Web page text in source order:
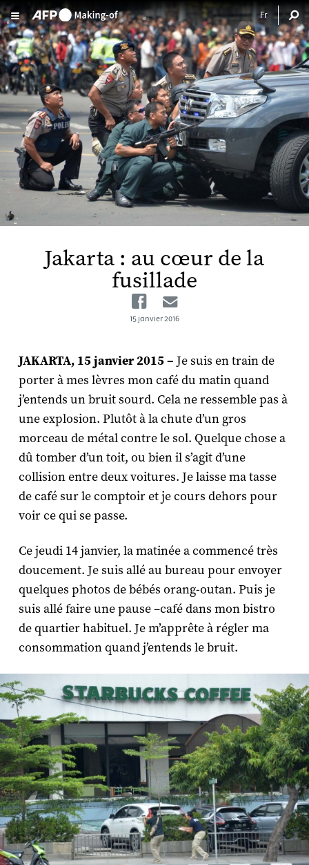
Aller au contenu principal
Jakarta : au cœur de la
fusillade
Facebook
15 janvier 2016
JAKARTA, 15 janvier 2015 – Je suis en train de
porter à mes lèvres mon café du matin quand
j’entends un bruit sourd. Cela ne ressemble pas à
une explosion. Plutôt à la chute d’un gros
morceau de métal contre le sol. Quelque chose a
dû tomber d’un toit, ou bien il s’agit d’une
collision entre deux voitures. Je laisse ma tasse
de café sur le comptoir et je cours dehors pour
voir ce qui se passe.
Ce jeudi 14 janvier, la matinée a commencé très
doucement. Je suis allé au bureau pour envoyer
quelques photos de bébés orang-outan. Puis je
suis allé faire une pause –café dans mon bistro
de quartier habituel. Je m’apprête à régler ma
consommation quand j’entends le bruit.